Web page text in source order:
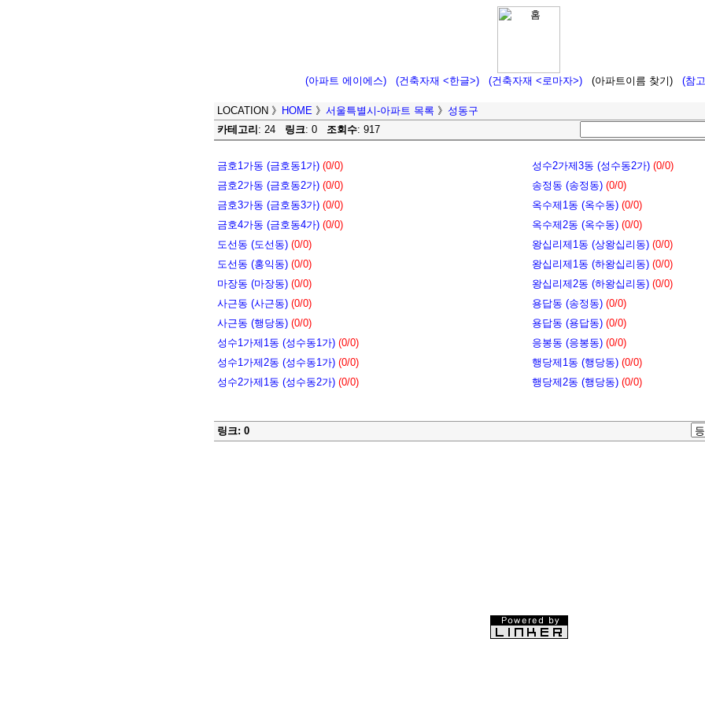
(아파트 에이에스) (건축자재 <한글>) (건축자재 <로마자>) (아파트이름 찾기) (참
LOCATION 》 HOME 》 서울특별시-아파트 목록 》 성동구
카테고리 : 24 링크: 0 조회수: 917
금호1가동 (금호동1가) (0/0)
금호2가동 (금호동2가) (0/0)
금호3가동 (금호동3가) (0/0)
금호4가동 (금호동4가) (0/0)
도선동 (도선동) (0/0)
도선동 (홍익동) (0/0)
마장동 (마장동) (0/0)
사근동 (사근동) (0/0)
사근동 (행당동) (0/0)
성수1가제1동 (성수동1가) (0/0)
성수1가제2동 (성수동1가) (0/0)
성수2가제1동 (성수동2가) (0/0)
성수2가제3동 (성수동2가) (0/0)
송정동 (송정동) (0/0)
옥수제1동 (옥수동) (0/0)
옥수제2동 (옥수동) (0/0)
왕십리제1동 (상왕십리동) (0/0)
왕십리제1동 (하왕십리동) (0/0)
왕십리제2동 (하왕십리동) (0/0)
용답동 (송정동) (0/0)
용답동 (용답동) (0/0)
응봉동 (응봉동) (0/0)
행당제1동 (행당동) (0/0)
행당제2동 (행당동) (0/0)
링크: 0